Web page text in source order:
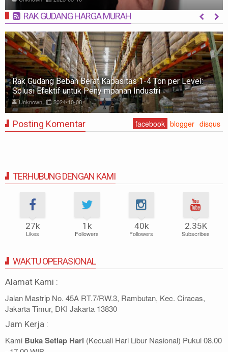
RAK GUDANG HARGA MURAH MORE
Rak Gudang Beban Berat Kapasitas 1-4 Ton per Level:
Solusi Efektif untuk Penyimpanan Industri
Unknown 2024-10-08
Posting Komentar facebook blogger disqus
TERHUBUNG DENGAN KAMI
27k
Likes
1k
Followers
40k
Followers
2.35K
Subscribes
WAKTU OPERASIONAL
Alamat Kami :
Jalan Mastrip No. 45A RT.7/RW.3, Rambutan, Kec. Ciracas,
Jakarta Timur, DKI Jakarta 13830
Jam Kerja :
Kami Buka Setiap Hari (Kecuali Hari Libur Nasional) Pukul 08.00